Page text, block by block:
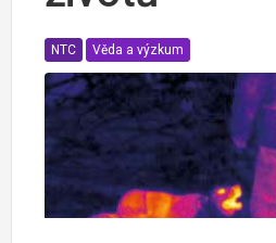
NTC Věda a výzkum